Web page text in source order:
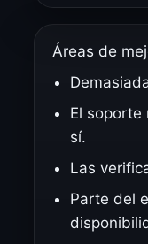
Áreas de
El soporte
sí.
Las
Parte del